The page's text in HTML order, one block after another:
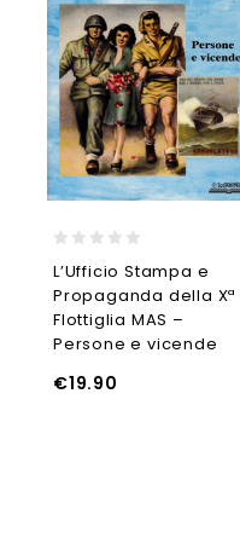
out
of
5
L’Ufficio Stampa e
Propaganda della Xª
Flottiglia MAS –
Persone e vicende
€19.90